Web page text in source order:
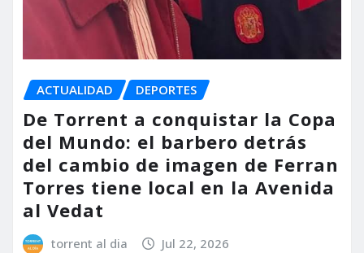
ACTUALIDAD DEPORTES
De Torrent a conquistar la Copa
del Mundo: el barbero detrás
del cambio de imagen de Ferran
Torres tiene local en la Avenida
al Vedat
torrent al dia Jul 22, 2026